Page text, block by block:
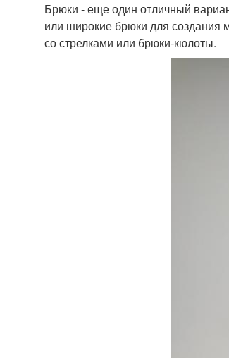
Брюки - еще один отличный
или широкие брюки для создания
со стрелками или брюки-кюлоты.